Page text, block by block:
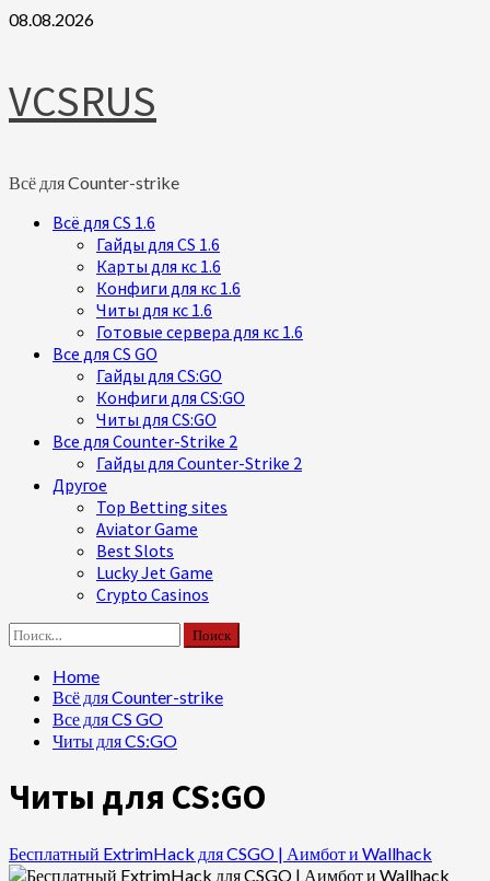
Skip
08.08.2026
VCSRUS
Всё для Counter-strike
PrimaryВсё для CS 1.6
Гайды для CS 1.6
Карты для кс 1.6
Конфиги для кс 1.6
Читы для кс 1.6
Готовые сервера для кс 1.6
Все для CS GO
Гайды для CS:GO
Конфиги для CS:GO
Читы для CS:GO
Все для Counter-Strike 2
Гайды для Counter-Strike 2
Другое
Top Betting sites
Aviator Game
Best Slots
Lucky Jet Game
Crypto Casinos
Найти:
Home
Всё для Counter-strike
Все для CS GO
Читы для CS:GO
Читы для CS:GO
Бесплатный ExtrimHack для CSGO | Аимбот и Wallhack